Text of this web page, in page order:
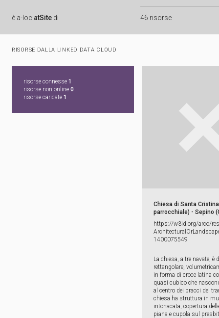
è a-loc:atSite di 46 risorse
RISORSE DALLA LINKED DATA CLOUD
risorse connesse 1
risorse non online 0
risorse caricate 1
Chiesa di Santa
parrocchiale) - Sepino
https:​/​/​w3id.​org/​arco/​
1400075549
La chiesa, a tre navate, è
rettangolare,
in forma di croce latina
quasi cubico che
al centro dei bracci del
chiesa ha struttura in
intonacata, copertura
piana e cupola sul